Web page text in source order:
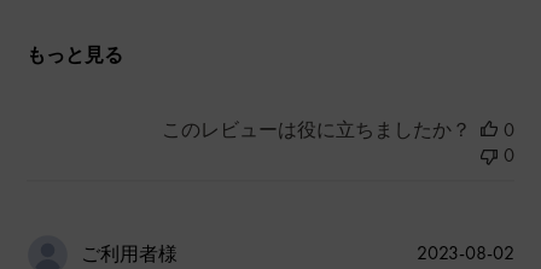
もっと見る
このレビューは役に立ちましたか？
0
0
ご利用者様
公
2023-08-02